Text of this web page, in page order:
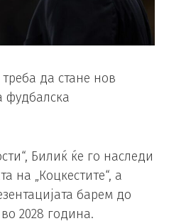
да стане нов
фудбалска
Билиќ ќе го наследи
на „Коцкестите“, а
барем до
2028 година.